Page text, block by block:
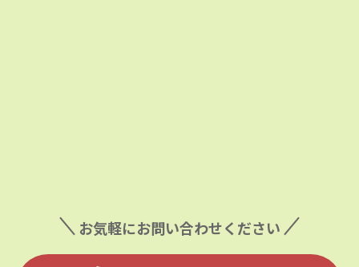
お気軽にお問い合わせください